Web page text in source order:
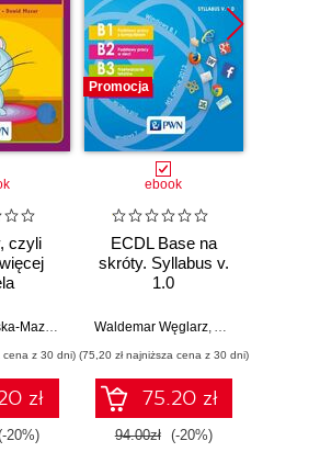
czyli
Dawid Mazur
cena z 30 dni)
zł
20%)
Promocja
ebook
ECDL Base na
skróty. Syllabus v.
1.0
Waldemar Węglarz,
(75,20 zł najniższa cena z 30 dni)
75.20 zł
94.00zł (-20%)